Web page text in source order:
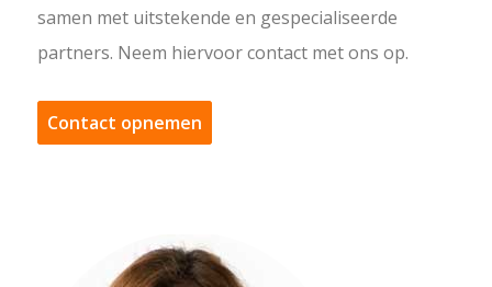
samen met uitstekende en gespecialiseerde
partners. Neem hiervoor contact met ons op.
Contact opnemen